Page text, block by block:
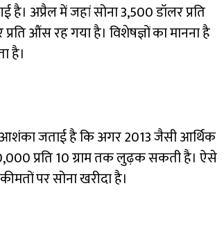
है। अप्रैल में जहां सोना 3,500 डॉलर प्रति
औंस रह गया है। विशेषज्ञों का मानना है
है।
जताई है कि अगर 2013 जैसी आर्थिक
प्रति 10 ग्राम तक लुढ़क सकती है। ऐसे
पर सोना खरीदा है।